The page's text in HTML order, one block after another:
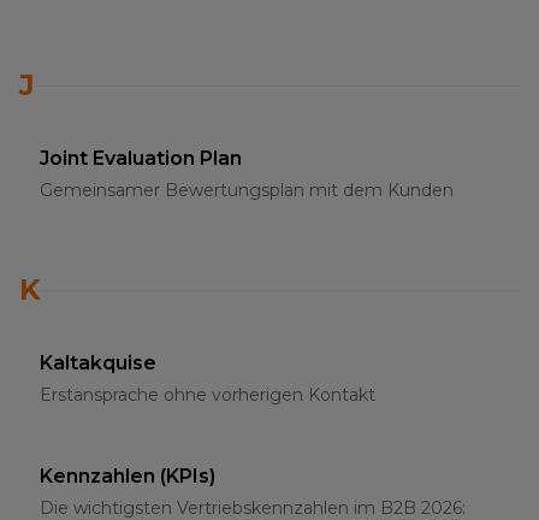
J
Joint Evaluation Plan
Gemeinsamer Bewertungsplan mit dem Kunden
K
Kaltakquise
Erstansprache ohne vorherigen Kontakt
Kennzahlen (KPIs)
Die wichtigsten Vertriebskennzahlen im B2B 2026: